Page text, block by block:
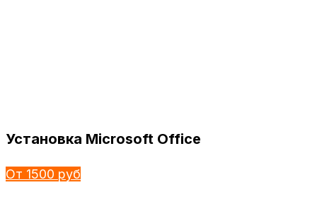
Установка Microsoft Office
От 1500 руб